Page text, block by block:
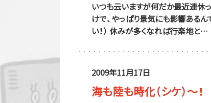
いつも云いますが何だか最近連休
けで、やっぱり景気にも影響ある
い！） 休みが多くなれば行楽地と…
2009年11月17日
海も陸も時化（シケ）～！